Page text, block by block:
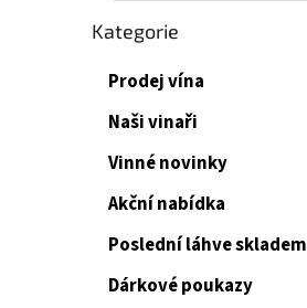
Přeskočit
Kategorie
Prodej vína
Naši vinaři
Vinné novinky
Akční nabídka
Poslední láhve skladem
Dárkové poukazy